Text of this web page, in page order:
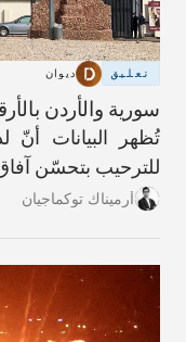
تعليق ديوان
سورية والأردن
تُظهر البيانات
للترحيب بتحسّن آفاق
أرميناك توكماجيان